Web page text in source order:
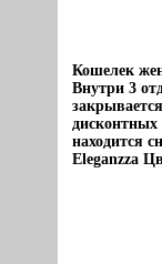
Кошелек
Внутри 3
находится
Eleganzza